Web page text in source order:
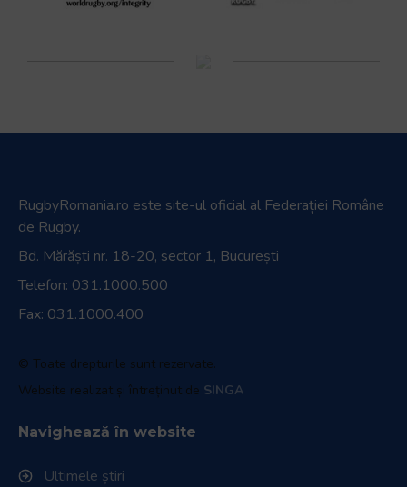
RugbyRomania.ro este site-ul oficial al Federației Române
de Rugby.
Bd. Mărăști nr. 18-20, sector 1, București
Telefon: 031.1000.500
Fax: 031.1000.400
© Toate drepturile sunt rezervate.
Website realizat și întreținut de SINGA
Navighează în website
Ultimele știri